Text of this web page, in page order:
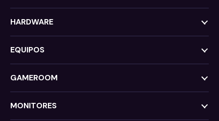
HARDWARE
EQUIPOS
GAMEROOM
MONITORES